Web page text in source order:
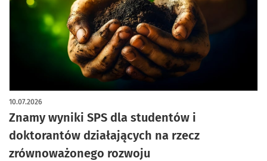
Znamy wyniki SPS dla studentów i
doktorantów działających na rzecz
zrównoważonego rozwoju
10.07.2026